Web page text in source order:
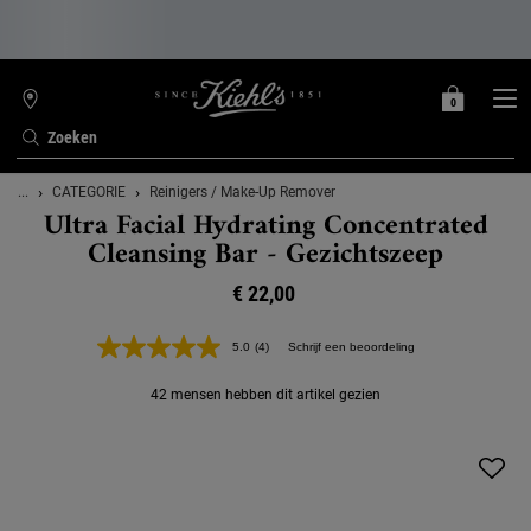
Zoeken
WINKELZOEKER
MIJN
0
0 PRODUCT
Hoofdinhoud
... CATEGORIE Reinigers / Make-Up Remover
Ultra Facial Hydrating Concentrated
Cleansing Bar - Gezichtszeep
€ 22,00
5.0 Lees
beoordelingen.
(4) Schrijf een beoordeling
42 mensen hebben dit artikel gezien